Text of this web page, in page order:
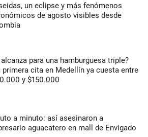
un eclipse y más fenómenos
de agosto visibles desde
alcanza para una hamburguesa triple?
primera cita en Medellín ya cuesta entre
y $150.000
a minuto: así asesinaron a
aguacatero en mall de Envigado